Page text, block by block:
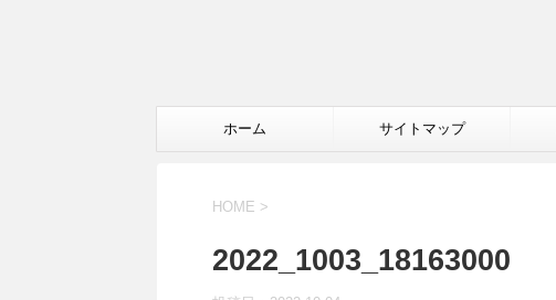
ホーム サイトマップ
HOME >
2022_1003_18163000